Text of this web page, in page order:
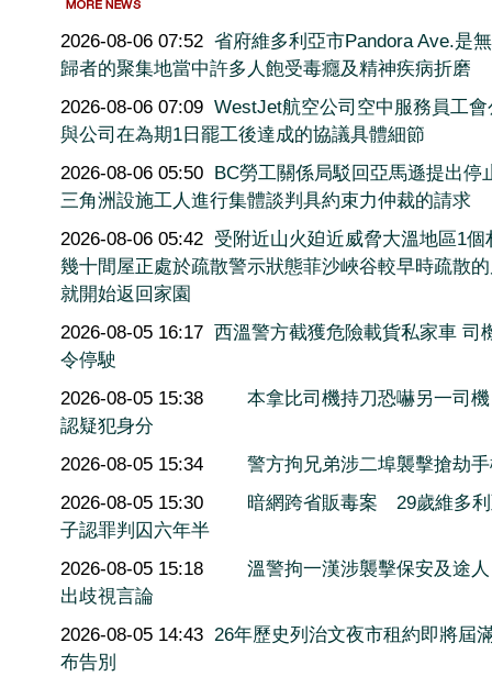
2026-08-06 07:52 省府維多利亞市Pandora Ave.是
歸者的聚集地當中許多人飽受毒癮及精神疾病折磨
2026-08-06 07:09 WestJet航空公司空中服務員工會
與公司在為期1日罷工後達成的協議具體細節
2026-08-06 05:50 BC勞工關係局駁回亞馬遜提出停
三角洲設施工人進行集體談判具約束力仲裁的請求
2026-08-06 05:42 受附近山火廹近威脅大溫地區1個
幾十間屋正處於疏散警示狀態菲沙峽谷較早時疏散
就開始返回家園
2026-08-05 16:17 西溫警方截獲危險載貨私家車 司
令停駛
2026-08-05 15:38
本拿比司機持刀恐嚇另一司
認疑犯身分
2026-08-05 15:34
警方拘兄弟涉二埠襲擊搶劫
2026-08-05 15:30
暗網跨省販毒案 29歲維多
子認罪判囚六年半
2026-08-05 15:18
溫警拘一漢涉襲擊保安及途
出歧視言論
2026-08-05 14:43 26年歷史列治文夜市租約即將屆
布告別